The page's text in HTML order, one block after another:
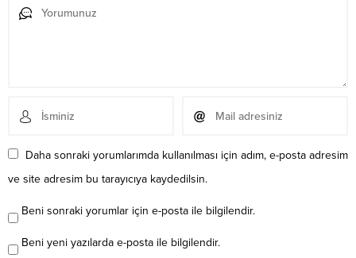
Daha sonraki yorumlarımda kullanılması için adım, e-posta adresim
ve site adresim bu tarayıcıya kaydedilsin.
Beni sonraki yorumlar için e-posta ile bilgilendir.
Beni yeni yazılarda e-posta ile bilgilendir.